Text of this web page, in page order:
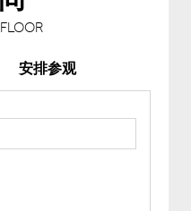
安排参观